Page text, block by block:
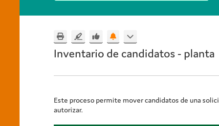
Inventario de candidatos - planta
Este proceso permite mover candidatos de una
autorizar.